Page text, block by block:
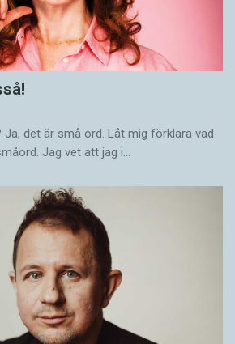
det är små ord. Låt mig förklara vad
Jag vet att jag i…